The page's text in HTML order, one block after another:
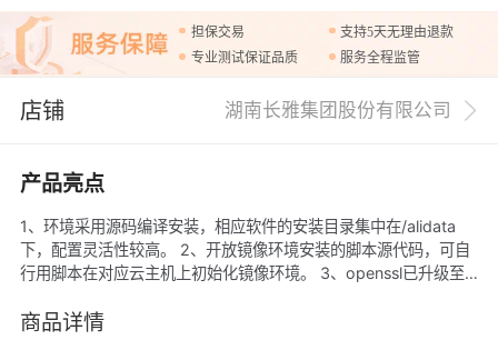
担保交易
支持5天无理由退款
专业测试保证品质
服务全程监管
店铺 湖南长雅集团股份有限公司
产品亮点
1、环境采用源码编译安装，相应软件的安装目录集中在/alidata
下，配置灵活性较高。 2、开放镜像环境安装的脚本源代码，可自
行用脚本在对应云主机上初始化镜像环境。 3、openssl已升级至
合，性能更加高效，适用于对访问量要求较高的站点，如电商、论
商品详情